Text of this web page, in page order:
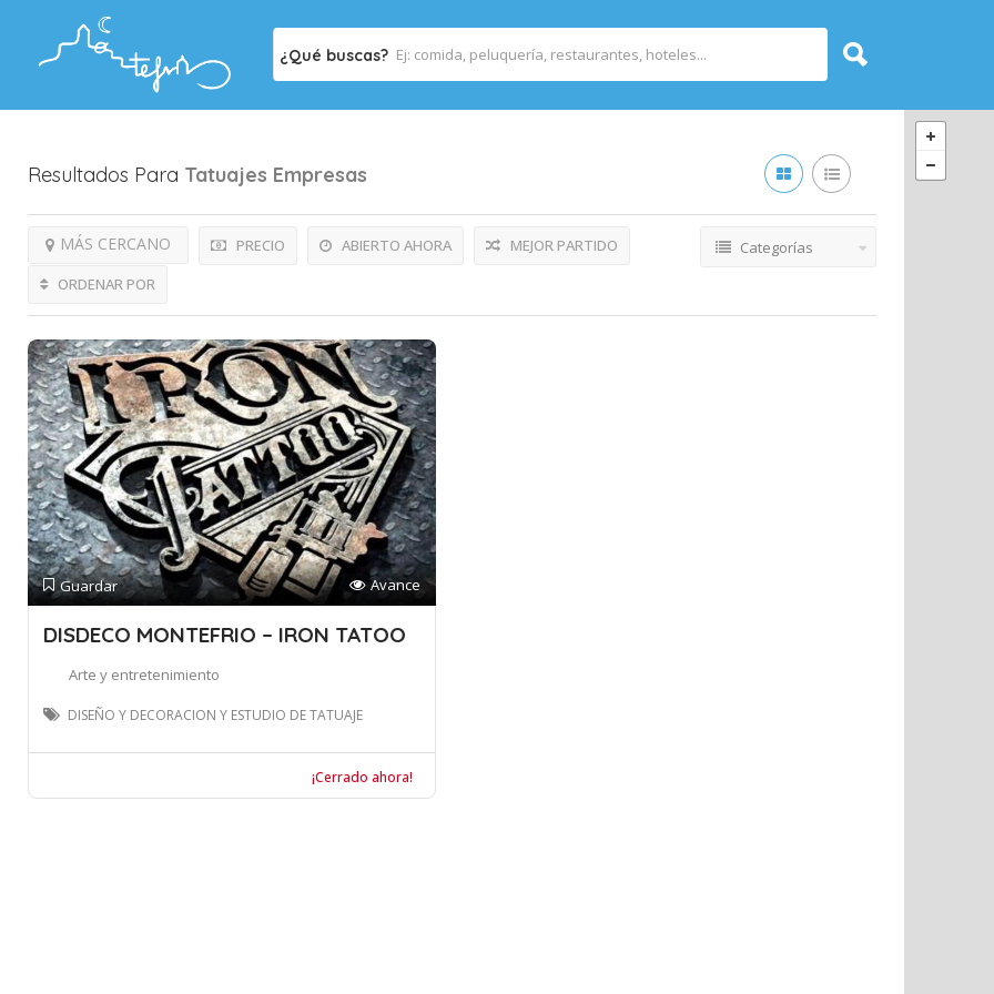
¿Qué buscas?
Resultados Para Tatuajes Empresas
PRECIO ABIERTO AHORA
MÁS CERCANO
MEJOR PARTIDO
ORDENAR POR
Categorías
Guardar Avance
DISDECO MONTEFRIO – IRON TATOO
Arte y entretenimiento
DISEÑO Y DECORACION Y ESTUDIO DE TATUAJE
¡Cerrado ahora!